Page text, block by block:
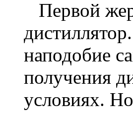
Первой
наподобие
получения
условиях.